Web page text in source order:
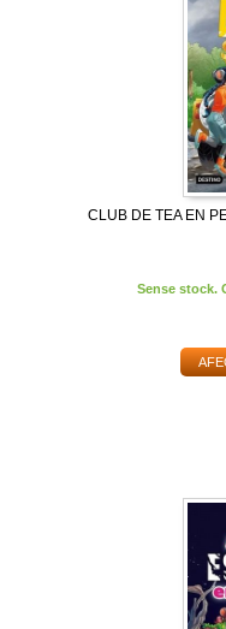
CLUB DE TEA EN
Sense stock.